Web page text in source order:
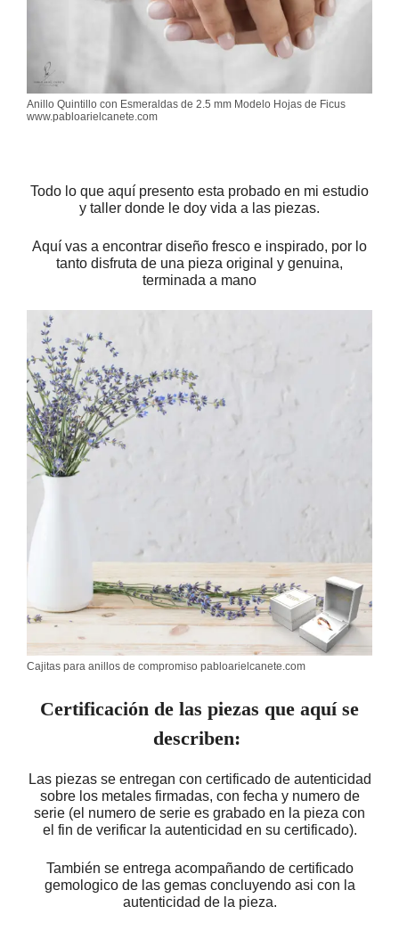
Anillo Quintillo con Esmeraldas de 2.5 mm Modelo Hojas de Ficus
www.pabloarielcanete.com
Todo lo que aquí presento esta probado en mi estudio
y taller donde le doy vida a las piezas.
Aquí vas a encontrar diseño fresco e inspirado, por lo
tanto disfruta de una pieza original y genuina,
terminada a mano
Cajitas para anillos de compromiso pabloarielcanete.com
Certificación de las piezas que aquí se
describen:
Las piezas se entregan con certificado de autenticidad
sobre los metales firmadas, con fecha y numero de
serie (el numero de serie es grabado en la pieza con
el fin de verificar la autenticidad en su certificado).
También se entrega acompañando de certificado
gemologico de las gemas concluyendo asi con la
autenticidad de la pieza.